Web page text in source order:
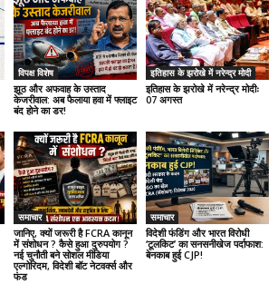
विपक्ष विशेष
झूठ और अफवाह के उस्ताद
केजरीवाल: अब फैलाया हवा में फ्लाइट
बंद होने का डर!
इतिहास के झरोखे में नरेन्द्र मोदी
इतिहास के झरोखे में नरेन्द्र मोदीः
07 अगस्त
समाचार
जानिए, क्यों जरूरी है FCRA कानून
में संशोधन ? कैसे हुआ दुरुपयोग ?
नई चुनौती बने सोशल मीडिया
एल्गोरिदम, विदेशी बॉट नेटवर्क्स और
फंड
समाचार
विदेशी फंडिंग और भारत विरोधी
‘टूलकिट’ का सनसनीखेज पर्दाफाश:
बेनकाब हुई CJP!